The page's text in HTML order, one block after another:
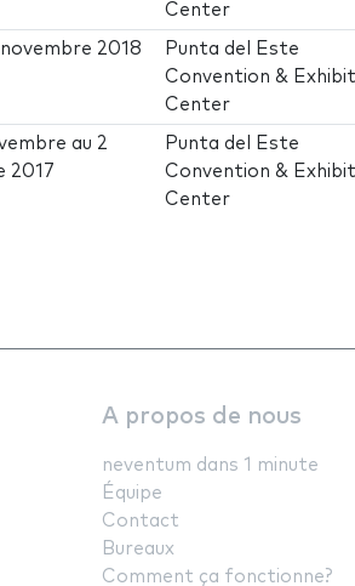
Center
2018
Punta del Este
Convention &
Center
au 2
2017
Punta del Este
Convention &
Center
A propos de nous
neventum dans 1 minute
Équipe
Contact
Bureaux
Comment ça fonctionne?